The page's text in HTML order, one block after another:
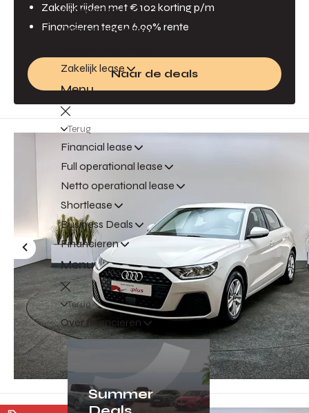
Actieaanbod
Over private lease
Zakelijk lease
Menu
Terug
Financial lease
Full operational lease
Netto operational lease
Shortlease
Business Deals
Financieren
Menu
Terug
Over financieren
Summer
Zakelijk rijden met € 102 korting p/m
Financieren tegen 6,99% rente
Naar de deals